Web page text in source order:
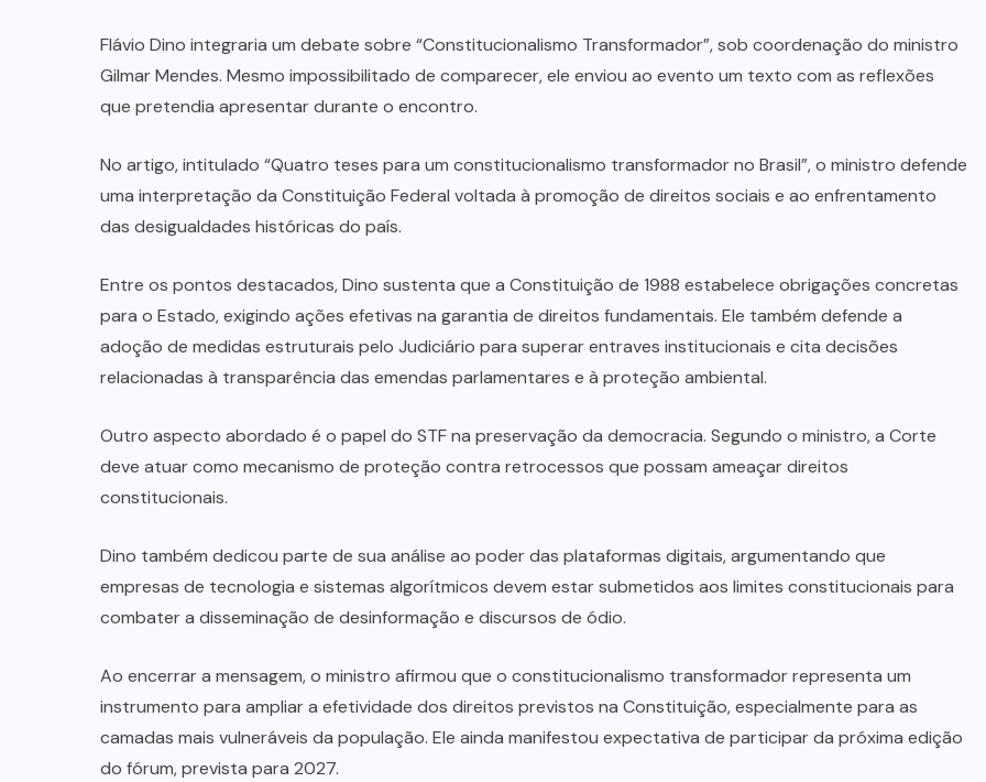
Flávio Dino integraria um debate sobre “Constitucionalismo Transformador”, sob coordenação do ministro
Gilmar Mendes. Mesmo impossibilitado de comparecer, ele enviou ao evento um texto com as reflexões
que pretendia apresentar durante o encontro.
No artigo, intitulado “Quatro teses para um constitucionalismo transformador no Brasil”, o ministro defende
uma interpretação da Constituição Federal voltada à promoção de direitos sociais e ao enfrentamento
das desigualdades históricas do país.
Entre os pontos destacados, Dino sustenta que a Constituição de 1988 estabelece obrigações concretas
para o Estado, exigindo ações efetivas na garantia de direitos fundamentais. Ele também defende a
adoção de medidas estruturais pelo Judiciário para superar entraves institucionais e cita decisões
relacionadas à transparência das emendas parlamentares e à proteção ambiental.
Outro aspecto abordado é o papel do STF na preservação da democracia. Segundo o ministro, a Corte
deve atuar como mecanismo de proteção contra retrocessos que possam ameaçar direitos
constitucionais.
Dino também dedicou parte de sua análise ao poder das plataformas digitais, argumentando que
empresas de tecnologia e sistemas algorítmicos devem estar submetidos aos limites constitucionais para
combater a disseminação de desinformação e discursos de ódio.
Ao encerrar a mensagem, o ministro afirmou que o constitucionalismo transformador representa um
instrumento para ampliar a efetividade dos direitos previstos na Constituição, especialmente para as
camadas mais vulneráveis da população. Ele ainda manifestou expectativa de participar da próxima edição
do fórum, prevista para 2027.